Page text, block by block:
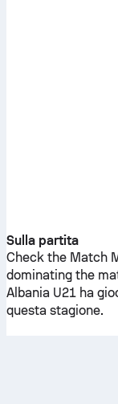
Sulla partita
Check the Match
dominating the
Albania U21ha
questa stagione.